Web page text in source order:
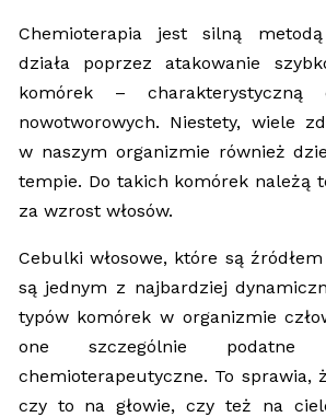
Chemioterapia jest silną
działa poprzez atakowanie
komórek – charakterystyczną
nowotworowych. Niestety, wiele
w naszym organizmie również
tempie. Do takich komórek należą
za wzrost włosów.
Cebulki włosowe, które są źródłem
są jednym z najbardziej
typów komórek w organizmie
one szczególnie podatne
chemioterapeutyczne. To sprawia,
czy to na głowie, czy też na